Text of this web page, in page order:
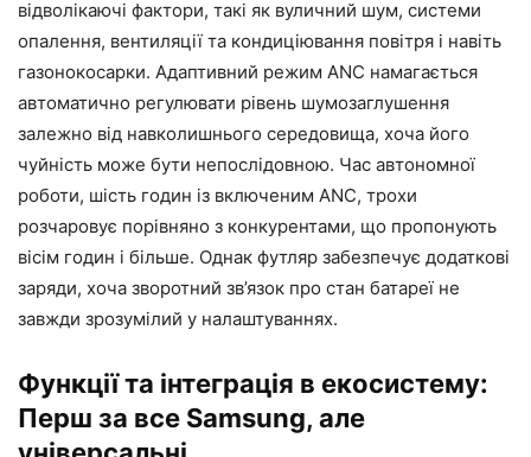
відволікаючі фактори, такі як вуличний шум, системи
опалення, вентиляції та кондиціювання повітря і навіть
газонокосарки. Адаптивний режим ANC намагається
автоматично регулювати рівень шумозаглушення
залежно від навколишнього середовища, хоча його
чуйність може бути непослідовною. Час автономної
роботи, шість годин із включеним ANC, трохи
розчаровує порівняно з конкурентами, що пропонують
вісім годин і більше. Однак футляр забезпечує додаткові
заряди, хоча зворотний зв’язок про стан батареї не
завжди зрозумілий у налаштуваннях.
Функції та інтеграція в екосистему:
Перш за все Samsung, але